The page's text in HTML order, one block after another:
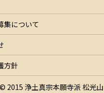
集について
方針
© 2015 浄土真宗本願寺派 松光